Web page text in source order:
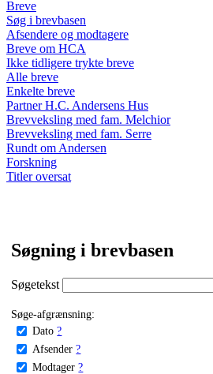
Breve
Søg i brevbasen
Afsendere og modtagere
Breve om HCA
Ikke tidligere trykte breve
Alle breve
Enkelte breve
Partner H.C. Andersens Hus
Brevveksling med fam. Melchior
Brevveksling med fam. Serre
Rundt om Andersen
Forskning
Titler oversat
Søgning i brevbasen
Søgetekst
Søge-afgrænsning:
Dato ?
Afsender ?
Modtager ?